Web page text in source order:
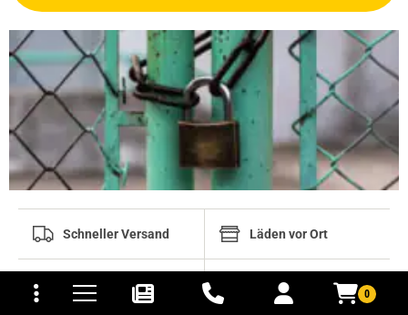
0
und Versandkosten
Schneller Versand Läden vor Ort
Telefonisch
erreichbar
Aktionen und Boni